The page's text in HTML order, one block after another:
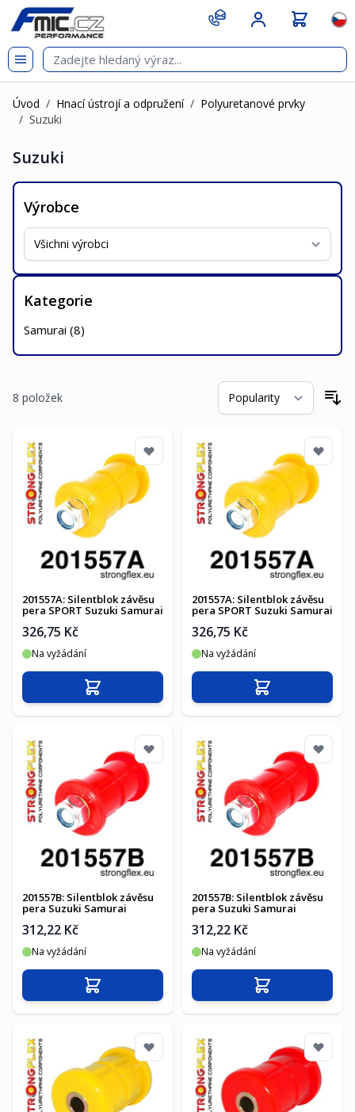
Přejít na obsah
git s
Úvod / Hnací ústrojí a odpružení / Polyuretanové prvky
/ Suzuki
Suzuki
Výrobce
Kategorie
Samurai (8)
8 položek
201557A: Silentblok závěsu
pera SPORT Suzuki Samurai
326,75 Kč
Na vyžádání
Přidat do košíku
201557A: Silentblok závěsu
pera SPORT Suzuki Samurai
326,75 Kč
Na vyžádání
Přidat do košíku
201557B: Silentblok závěsu
pera Suzuki Samurai
312,22 Kč
Na vyžádání
Přidat do košíku
201557B: Silentblok závěsu
pera Suzuki Samurai
312,22 Kč
Na vyžádání
Přidat do košíku